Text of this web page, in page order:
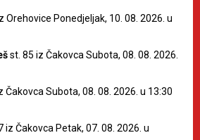
Orehovice Ponedjeljak, 10. 08. 2026. u
st. 85 iz Čakovca Subota, 08. 08. 2026.
Čakovca Subota, 08. 08. 2026. u 13:30
iz Čakovca Petak, 07. 08. 2026. u